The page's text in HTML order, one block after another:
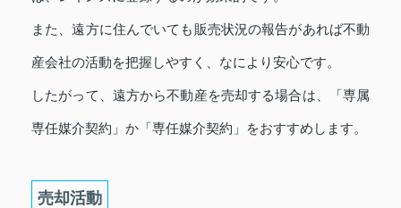
また、遠方に住んでいても販売状況の報告があれば不動
産会社の活動を把握しやすく、なにより安心です。
したがって、遠方から不動産を売却する場合は、「専属
専任媒介契約」か「専任媒介契約」をおすすめします。
売却活動